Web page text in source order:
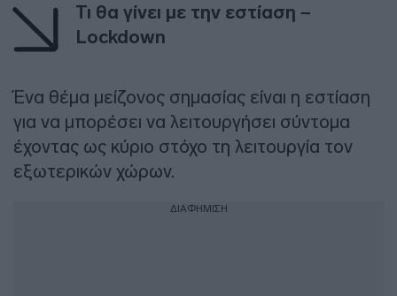
Τι θα γίνει με την εστίαση –
Lockdown
Ένα θέμα μείζονος σημασίας είναι η εστίαση
για να μπορέσει να λειτουργήσει σύντομα
έχοντας ως κύριο στόχο τη λειτουργία τον
εξωτερικών χώρων.
ΔΙΑΦΗΜΙΣΗ